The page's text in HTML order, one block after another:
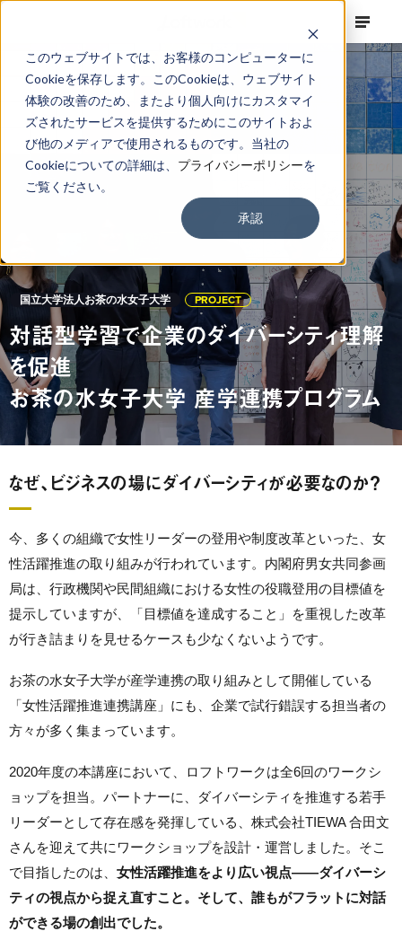
このウェブサイトでは、お客様のコンピューターに
Cookieを保存します。このCookieは、ウェブサイト
体験の改善のため、またより個人向けにカスタマイ
ズされたサービスを提供するためにこのサイトおよ
び他のメディアで使用されるものです。当社の
Cookieについての詳細は、 プライバシーポリシーを
ご覧ください。
承認
国立大学法人お茶の水女子大学 PROJECT
対話型学習で企業のダイバーシティ理解
を促進
お茶の水女子大学 産学連携プログラム
なぜ、ビジネスの場にダイバーシティが必要なのか？
今、多くの組織で女性リーダーの登用や制度改革といった、女
性活躍推進の取り組みが行われています。内閣府男女共同参画
局は、行政機関や民間組織における女性の役職登用の目標値を
提示していますが、「目標値を達成すること」を重視した改革
が行き詰まりを見せるケースも少なくないようです。
お茶の水女子大学が産学連携の取り組みとして開催している
「女性活躍推進連携講座」にも、企業で試行錯誤する担当者の
方々が多く集まっています。
2020年度の本講座において、ロフトワークは全6回のワークシ
ョップを担当。パートナーに、ダイバーシティを推進する若手
リーダーとして存在感を発揮している、株式会社TIEWA 合田文
さんを迎えて共にワークショップを設計・運営しました。そこ
で目指したのは、 女性活躍推進をより広い視点——ダイバーシ
ティの視点から捉え直すこと。そして、誰もがフラットに対話
ができる場の創出でした。